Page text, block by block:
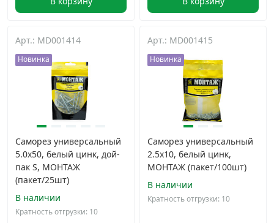
Арт.: MD001414
Новинка
Саморез универсальный
5.0x50, белый цинк, дой-
пак S, МОНТАЖ
(пакет/25шт)
В наличии
Кратность отгрузки: 10
Арт.: MD001415
Новинка
Саморез универсальный
2.5x10, белый цинк,
МОНТАЖ (пакет/100шт)
В наличии
Кратность отгрузки: 10